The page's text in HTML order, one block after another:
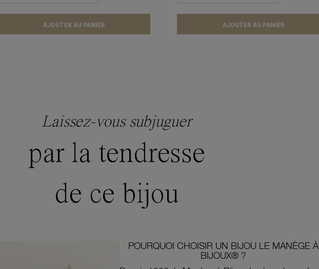
AJOUTER AU PANIER AJOUTER AU PANIER
Laissez-vous subjuguer
par la tendresse
de ce bijou
POURQUOI CHOISIR UN BIJOU LE MANÈGE À
BIJOUX® ?